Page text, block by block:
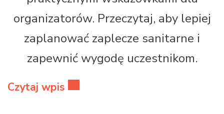
organizatorów. Przeczytaj, aby lepiej
zaplanować zaplecze sanitarne i
zapewnić wygodę uczestnikom.
Czytaj wpis